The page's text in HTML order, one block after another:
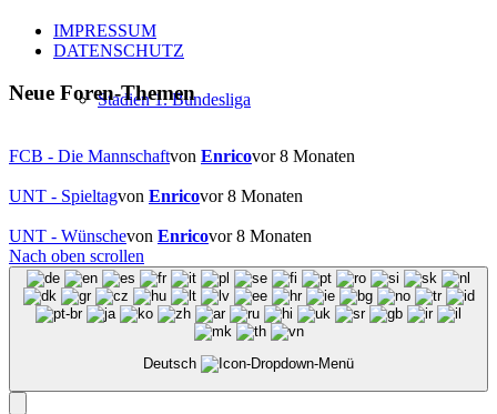
Stadien 1. Bundesliga
Stadien 2. Bundesliga
IMPRESSUM
DATENSCHUTZ
Neue Foren-Themen
FCB - Die Mannschaftvon Enricovor 8 Monaten
UNT - Spieltagvon Enricovor 8 Monaten
UNT - Wünschevon Enricovor 8 Monaten
Nach oben scrollen
Deutsch